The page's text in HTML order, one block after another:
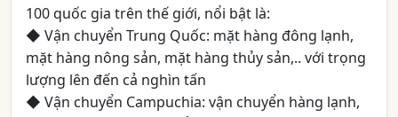
100 quốc gia trên thế giới, nổi bật là:
◆ Vận chuyển Trung Quốc: mặt hàng đông lạnh,
mặt hàng nông sản, mặt hàng thủy sản,.. với trọng
lượng lên đến cả nghìn tấn
◆ Vận chuyển Campuchia: vận chuyển hàng lạnh,